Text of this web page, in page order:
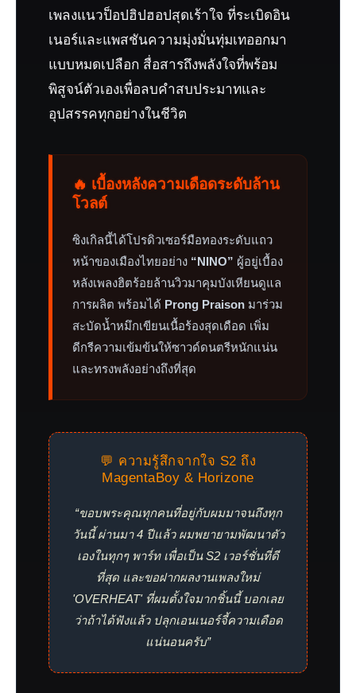
เพลงแนวป็อปฮิปฮอปสุดเร้าใจ ที่ระเบิดอิน
เนอร์และแพสชันความมุ่งมั่นทุ่มเทออกมา
แบบหมดเปลือก สื่อสารถึงพลังใจที่พร้อม
พิสูจน์ตัวเองเพื่อลบคำสบประมาทและ
อุปสรรคทุกอย่างในชีวิต
🔥 เบื้องหลังความเดือดระดับล้าน
โวลต์
ซิงเกิลนี้ได้โปรดิวเซอร์มือทองระดับแถว
หน้าของเมืองไทยอย่าง “NINO” ผู้อยู่เบื้อง
หลังเพลงฮิตร้อยล้านวิวมาคุมบังเหียนดูแล
การผลิต พร้อมได้ Prong Praison มาร่วม
สะบัดน้ำหมึกเขียนเนื้อร้องสุดเดือด เพิ่ม
ดีกรีความเข้มข้นให้ซาวด์ดนตรีหนักแน่น
และทรงพลังอย่างถึงที่สุด
💬 ความรู้สึกจากใจ S2 ถึง
MagentaBoy & Horizone
“ขอบพระคุณทุกคนที่อยู่กับผมมาจนถึงทุก
วันนี้ ผ่านมา 4 ปีแล้ว ผมพยายามพัฒนาตัว
เองในทุกๆ พาร์ท เพื่อเป็น S2 เวอร์ชั่นที่ดี
ที่สุด และขอฝากผลงานเพลงใหม่
'OVERHEAT' ที่ผมตั้งใจมากชิ้นนี้ บอกเลย
ว่าถ้าได้ฟังแล้ว ปลุกเอนเนอร์จี้ความเดือด
แน่นอนครับ”